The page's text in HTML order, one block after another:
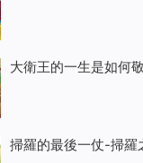
大衛王的一生是如何
掃羅的最後一仗-掃羅